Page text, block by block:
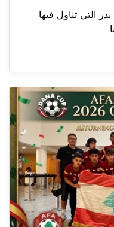
التي تناول فيها